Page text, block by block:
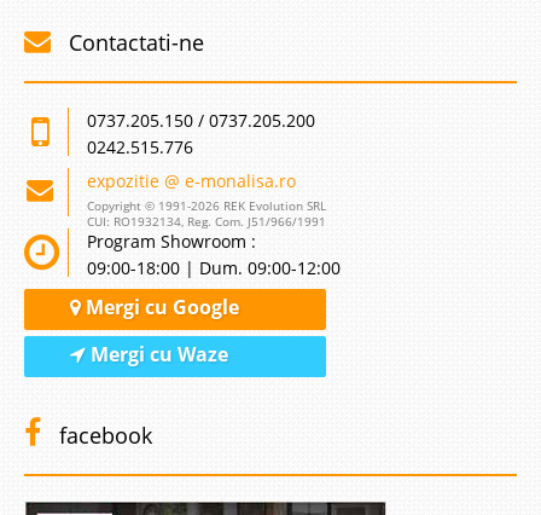
Contactati-ne
0737.205.150 / 0737.205.200
0242.515.776
expozitie @ e-monalisa.ro
Copyright © 1991-2026 REK Evolution SRL
CUI: RO1932134, Reg. Com. J51/966/1991
Program Showroom :
09:00-18:00 | Dum. 09:00-12:00
Mergi cu Google
Mergi cu Waze
facebook